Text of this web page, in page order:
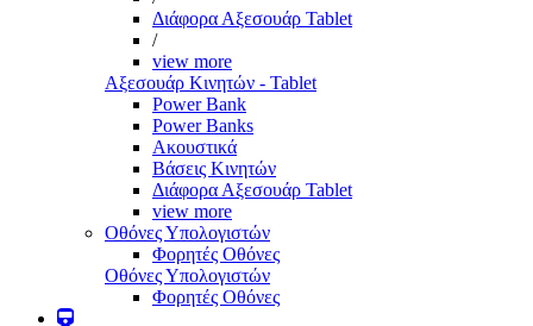
Διάφορα Αξεσουάρ Tablet
/
view more
Αξεσουάρ Κινητών - Tablet
Power Bank
Power Banks
Ακουστικά
Βάσεις Κινητών
Διάφορα Αξεσουάρ Tablet
view more
Οθόνες Υπολογιστών
Φορητές Οθόνες
Οθόνες Υπολογιστών
Φορητές Οθόνες